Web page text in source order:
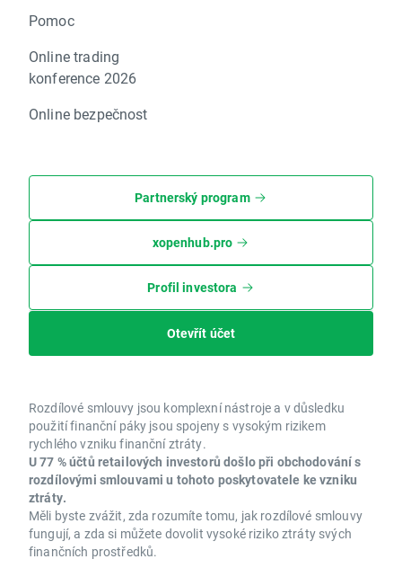
Pomoc
Online trading
konference 2026
Online bezpečnost
Partnerský program
xopenhub.pro
Profil investora
Otevřít účet
Rozdílové smlouvy jsou komplexní nástroje a v důsledku
použití finanční páky jsou spojeny s vysokým rizikem
rychlého vzniku finanční ztráty.
U 77 % účtů retailových investorů došlo při obchodování s
rozdílovými smlouvami u tohoto poskytovatele ke vzniku
ztráty.
Měli byste zvážit, zda rozumíte tomu, jak rozdílové smlouvy
fungují, a zda si můžete dovolit vysoké riziko ztráty svých
finančních prostředků.